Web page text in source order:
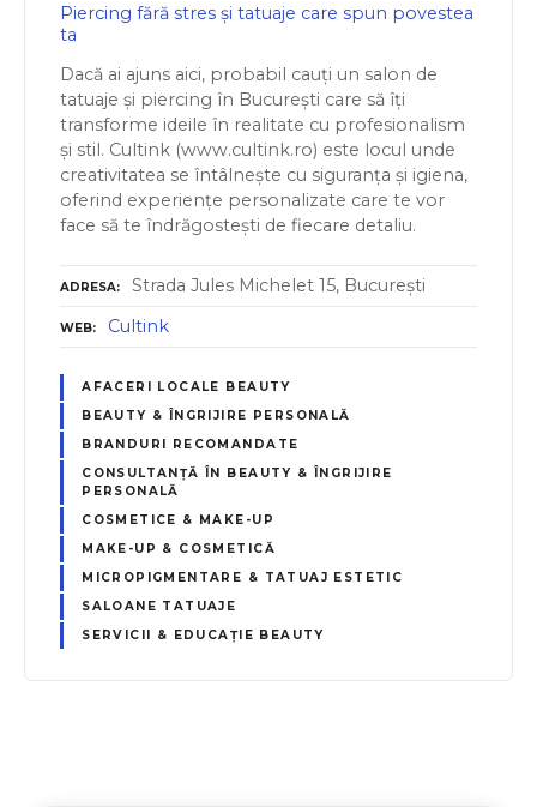
Piercing fără stres și tatuaje care spun povestea
ta
Dacă ai ajuns aici, probabil cauți un salon de
tatuaje și piercing în București care să îți
transforme ideile în realitate cu profesionalism
și stil. Cultink (www.cultink.ro) este locul unde
creativitatea se întâlnește cu siguranța și igiena,
oferind experiențe personalizate care te vor
face să te îndrăgostești de fiecare detaliu.
ADRESA Strada Jules Michelet 15, București
WEB Cultink
AFACERI LOCALE BEAUTY
BEAUTY & ÎNGRIJIRE PERSONALĂ
BRANDURI RECOMANDATE
CONSULTANȚĂ ÎN BEAUTY & ÎNGRIJIRE
PERSONALĂ
COSMETICE & MAKE-UP
MAKE-UP & COSMETICĂ
MICROPIGMENTARE & TATUAJ ESTETIC
SALOANE TATUAJE
SERVICII & EDUCAȚIE BEAUTY